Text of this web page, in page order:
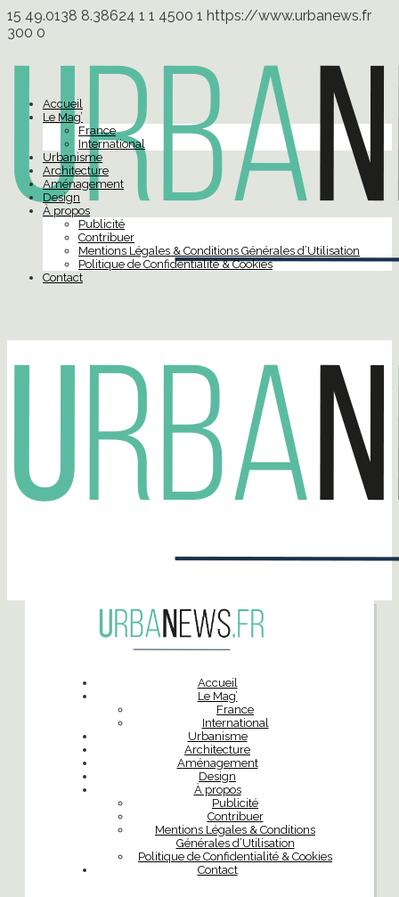
15 49.0138 8.38624 1 1 4500 1 https://www.urbanews.fr
300 0
Accueil
Le Mag’
France
International
Urbanisme
Architecture
Aménagement
Design
À propos
Publicité
Contribuer
Mentions Légales & Conditions Générales d’Utilisation
Politique de Confidentialité & Cookies
Contact
Accueil
Le Mag’
France
International
Urbanisme
Architecture
Aménagement
Design
À propos
Publicité
Contribuer
Mentions Légales & Conditions
Générales d’Utilisation
Politique de Confidentialité & Cookies
Contact